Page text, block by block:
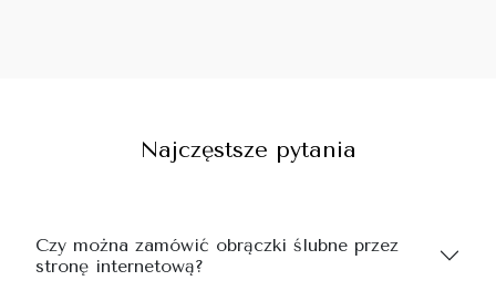
Najczęstsze pytania
Czy można zamówić obrączki ślubne przez
stronę internetową?